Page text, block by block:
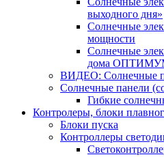
выходного дня»
Солнечные
мощности
Солнечные
дома
ВИДЕО: Солнечные
Солнечные панели
Гибкие
Контролеры, блоки
Блоки пуска
Контроллеры